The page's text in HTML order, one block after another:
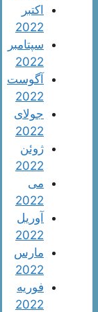
اکتبر
2022
سپتامبر
2022
آگوست
2022
جولای
2022
ژوئن
2022
می
2022
آوریل
2022
مارس
2022
فوریه
2022